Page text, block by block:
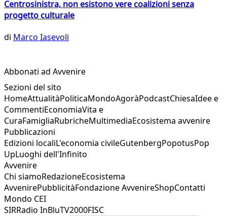
Centrosinistra, non esistono vere coalizioni senza
progetto culturale
di Marco Iasevoli
Abbonati ad Avvenire
Sezioni del sito
HomeAttualitàPoliticaMondoAgoràPodcastChiesaIdee e
CommentiEconomiaVita e
CuraFamigliaRubricheMultimediaEcosistema avvenire
Pubblicazioni
Edizioni localiL'economia civileGutenbergPopotusPop
UpLuoghi dell'Infinito
Avvenire
Chi siamoRedazioneEcosistema
AvvenirePubblicitàFondazione AvvenireShopContatti
Mondo CEI
SIRRadio InBluTV2000FISC